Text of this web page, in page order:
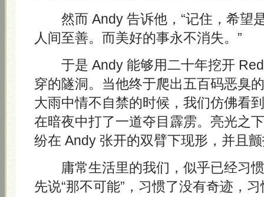
然而 Andy 告诉他，“记住，希望
人间至善。而美好的事永不消失。”
于是 Andy 能够用二十年挖开 Red
穿的隧洞。当他终于爬出五百码恶臭
大雨中情不自禁的时候，我们仿佛看
在暗夜中打了一道夺目霹雳。亮光之
纷在 Andy 张开的双臂下现形，并且
庸常生活里的我们，似乎已经习惯
先说“那不可能”，习惯了没有奇迹，